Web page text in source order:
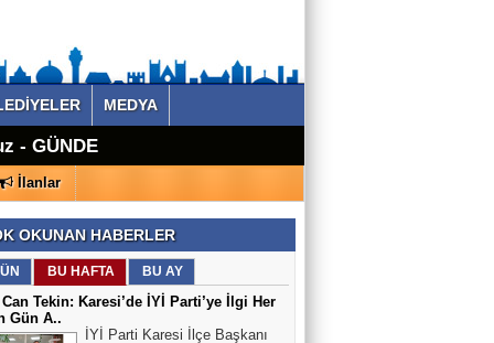
MEDYA
- GÜNDEM -
- GÜNDEM -
GÜNDEM -
- GÜNDEM -
Tarım ve
Ajansı
Kuracağız -
- GÜNDEM -
İlanlar
OKUNAN HABERLER
BU HAFTA BU AY
Tekin: Karesi’de İYİ Parti’ye İlgi Her
Gün A..
İYİ Parti Karesi İlçe Başkanı